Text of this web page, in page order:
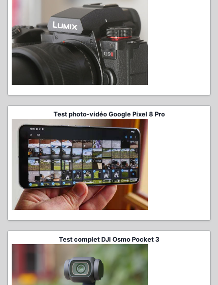
Test photo-vidéo Google Pixel 8 Pro
Test complet DJI Osmo Pocket 3